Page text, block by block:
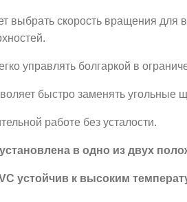
выбрать скорость вращения
управлять болгаркой в
быстро заменять угольные
работе без усталости.
в одно из двух
устойчив к высоким